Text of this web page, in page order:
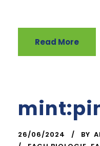
Read More
26/06/2024 BY